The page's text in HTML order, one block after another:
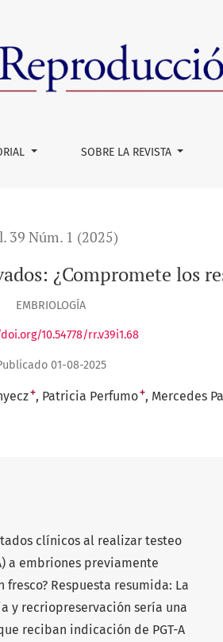
SOBRE LA REVISTA
39 Núm. 1 (2025)
¿Compromete los
EMBRIOLOGÍA
10.54778/rr.v39i1.68
01-08-2025
+ Patricia Perfumo+ Mercedes
clínicos al realizar testeo
a embriones previamente
Respuesta resumida: La
y recriopreservación sería una
reciban indicación de PGT-A